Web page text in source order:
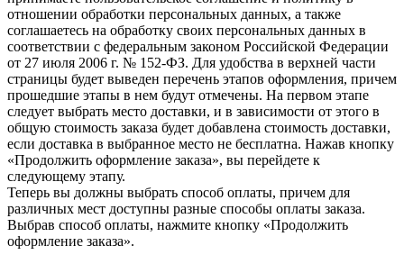
отношении обработки персональных данных, а также
соглашаетесь на обработку своих персональных данных в
соответствии с федеральным законом Российской Федерации
от 27 июля 2006 г. № 152-ФЗ. Для удобства в верхней части
страницы будет выведен перечень этапов оформления, причем
прошедшие этапы в нем будут отмечены. На первом этапе
следует выбрать место доставки, и в зависимости от этого в
общую стоимость заказа будет добавлена стоимость доставки,
если доставка в выбранное место не бесплатна. Нажав кнопку
«Продолжить оформление заказа», вы перейдете к
следующему этапу.
Теперь вы должны выбрать способ оплаты, причем для
различных мест доступны разные способы оплаты заказа.
Выбрав способ оплаты, нажмите кнопку «Продолжить
оформление заказа».